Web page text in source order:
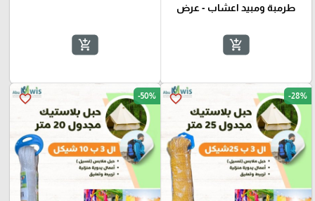
طرمبة ومبيد اعشاب - عرض
add_shopping_cart
add_shopping_cart
favorite_border -28%
favorite_border -50%